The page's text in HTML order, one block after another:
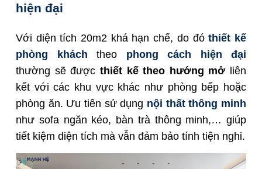
hiện đại
Với diện tích 20m2 khá hạn chế, do đóthiết kế
phòng khách theo phong cách hiện đại
thường sẽ được thiết kế theo hướng mở liên
kết với các khu vực khác như phòng bếp hoặc
phòng ăn. Ưu tiên sử dụng nội thất thông minh
như sofa ngăn kéo, bàn trà thông minh,… giúp
tiết kiệm diện tích mà vẫn đảm bảo tính tiện nghi.